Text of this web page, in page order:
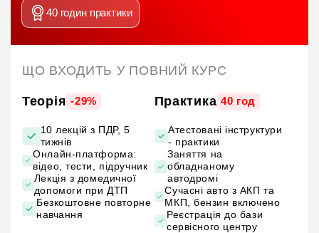
40 годин практики
ЩО ВХОДИТЬ У ПОВНИЙ КУРС
Теорія -29%
10 лекцій з ПДР, 5
тижнів
Онлайн-платформа:
відео, тести, підручник
Лекція з домедичної
допомоги при ДТП
Безкоштовне повторне
навчання
Практика 40 год
Атестовані інструктури
- практики
Заняття на
обладнаному
автодромі
Сучасні авто з АКП та
МКП, бензин включено
Реєстрація до бази
сервісного центру